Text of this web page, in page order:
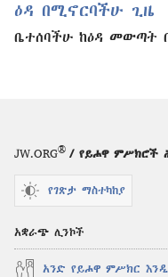
ዕዳ በሚኖርባችሁ ጊዜ
ቤተሰባችሁ ከዕዳ መውጣት
JW.ORG® / የይሖዋ ምሥክሮች
የገጽታ ማስተካከያ
አቋራጭ ሊንኮች
አንድ የይሖዋ ምሥክር